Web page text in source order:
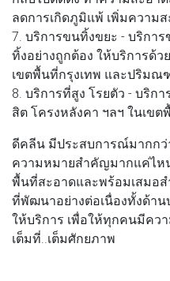
ลดการเกิดภูมิแพ้ เพิ่มความส
7. บริการขนทิ้งขยะ - บริกา
ทิ้งอย่างถูกต้อง ให้บริการด้
เขตพื้นที่กรุงเทพ และปริมณ
8. บริการที่สูง โรยตัว - บริก
สิต โครงหลังคา ฯลฯ ในเข
ดีคลีน มีประสบการณ์มากกว่
ความหมายสำคัญมากแค่ไห
พื้นที่สะอาดและพร้อมเสมอ
ที่พัฒนาอย่างต่อเนื่องทั้งด้า
ให้บริการ เพื่อให้ทุกคนมีคว
เต็มที่..เต็มศักยภาพ